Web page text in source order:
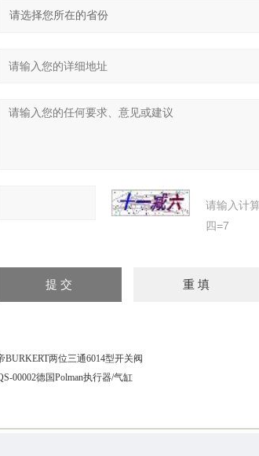
请输入计
四=7
BURKERT两位三通6014型开关阀
00002德国Polman执行器/气缸